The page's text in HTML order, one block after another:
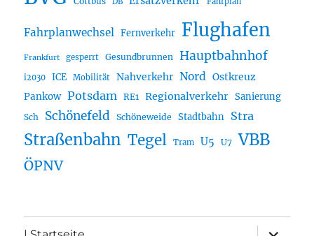
Fahrplanwechsel Fernverkehr Flughafen
Frankfurt gesperrt Gesundbrunnen Hauptbahnhof
i2030 ICE Mobilität Nahverkehr Nord Ostkreuz
Pankow Potsdam RE1 Regionalverkehr Sanierung
Sch Schönefeld Schöneweide Stadtbahn Stra
Straßenbahn Tegel Tram U5 U7 VBB
ÖPNV